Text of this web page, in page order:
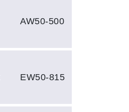
AW50-500
EW50-815